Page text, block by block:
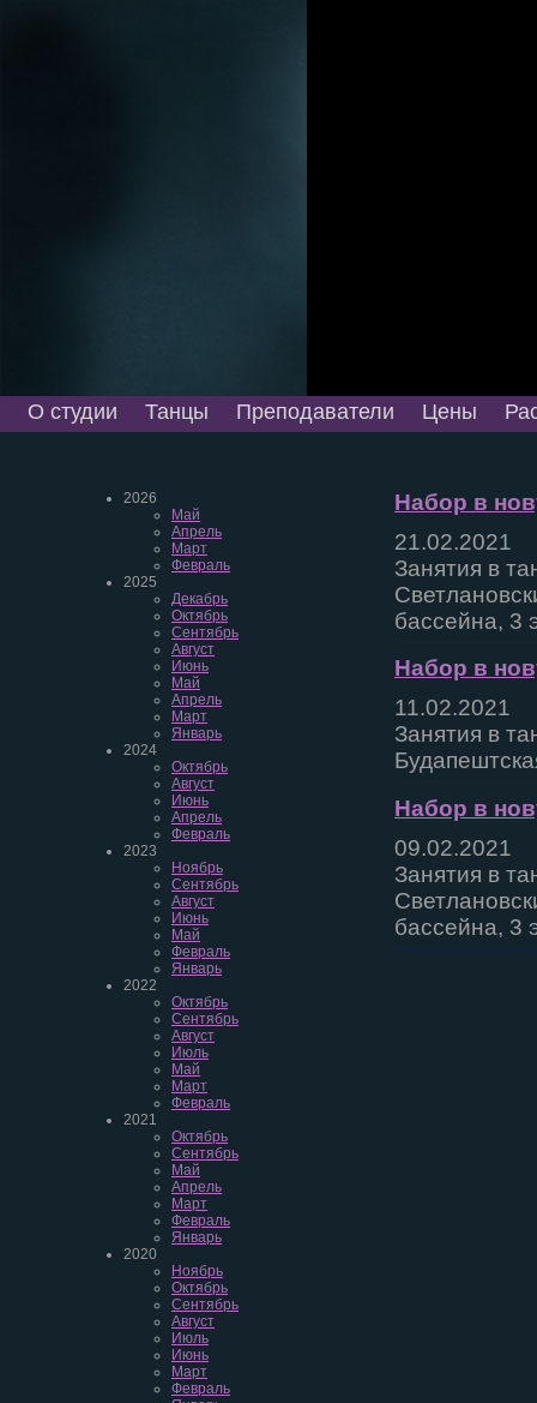
О студии Танцы Преподаватели Цены
2026
Май
Апрель
Март
Февраль
2025
Декабрь
Октябрь
Сентябрь
Август
Июнь
Май
Апрель
Март
Январь
2024
Октябрь
Август
Июнь
Апрель
Февраль
2023
Ноябрь
Сентябрь
Август
Июнь
Май
Февраль
Январь
2022
Октябрь
Сентябрь
Август
Июль
Май
Март
Февраль
2021
Октябрь
Сентябрь
Май
Апрель
Март
Февраль
Январь
2020
Ноябрь
Октябрь
Сентябрь
Август
Июль
Июнь
Март
Февраль
Набор в
21.02.2021
Занятия в
бассейна, 3
Набор в
11.02.2021
Занятия в
Набор в
09.02.2021
Занятия в
бассейна, 3